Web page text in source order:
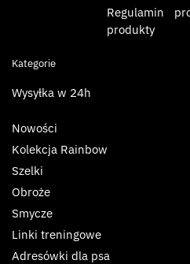
Regulamin
produkty
Kategorie
Wysyłka w 24h
Nowości
Kolekcja Rainbow
Szelki
Obroże
Smycze
Linki treningowe
Adresówki dla psa